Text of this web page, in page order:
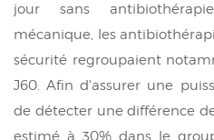
jour sans
mécanique, les
sécurité regroupaient
J60. Afin d'assurer une
de détecter une différence
estimé à 30% dans le